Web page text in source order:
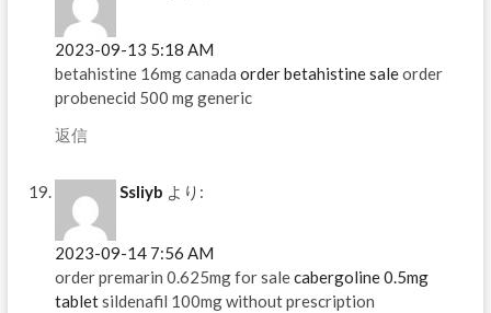
2023-09-13 5:18 AM
betahistine 16mg canada order betahistine saleorder
probenecid 500 mg generic
返信
Ssliyb より:
2023-09-14 7:56 AM
order premarin 0.625mg for salecabergoline 0.5mg
tabletsildenafil 100mg without prescription